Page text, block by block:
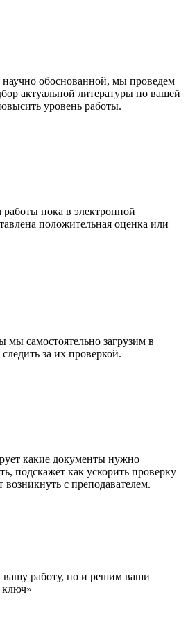
обоснованной, мы проведем
актуальной литературы по вашей
уровень работы.
пока в электронной
положительная оценка или
самостоятельно загрузим в
за их проверкой.
какие документы нужно
подскажет как ускорить проверку
с преподавателем.
работу, но и решим ваши
ключ»